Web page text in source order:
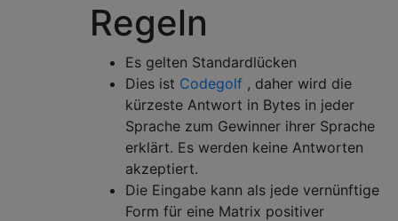
1  2  3  4  5
6  7  8  9  10
11 12 13 14 15
16 17 18 19 20
Regeln
Es gelten Standardlücken
Dies ist Codegolf , daher wird die
kürzeste Antwort in Bytes in jeder
Sprache zum Gewinner ihrer Sprache
erklärt. Es werden keine Antworten
akzeptiert.
Die Eingabe kann als jede vernünftige
Form für eine Matrix positiver